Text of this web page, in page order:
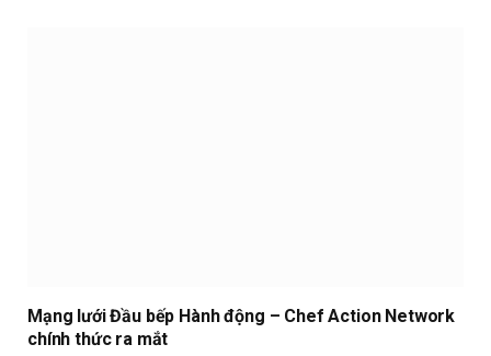
Mạng lưới Đầu bếp Hành động – Chef Action Network
chính thức ra mắt